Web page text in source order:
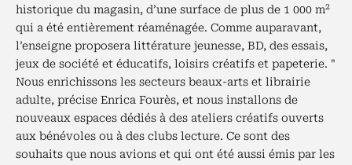
historique du magasin, d’une surface de plus de 1 000 m2
qui a été entièrement réaménagée. Comme auparavant,
l’enseigne proposera littérature jeunesse, BD, des essais,
jeux de société et éducatifs, loisirs créatifs et papeterie. "
Nous enrichissons les secteurs beaux-arts et librairie
adulte, précise Enrica Fourès, et nous installons de
nouveaux espaces dédiés à des ateliers créatifs ouverts
aux bénévoles ou à des clubs lecture. Ce sont des
souhaits que nous avions et qui ont été aussi émis par les